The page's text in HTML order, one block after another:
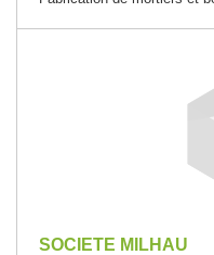
SOCIETE MILHAU